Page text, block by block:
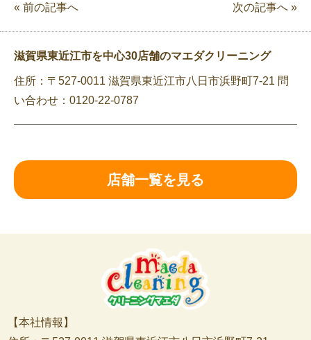
« 前の記事へ 次の記事へ »
滋賀県東近江市を中心30店舗のマエダクリーニング
住所：〒527-0011 滋賀県東近江市八日市浜野町7-21 問
い合わせ：0120-22-0787
店舗一覧を見る
【本社情報】